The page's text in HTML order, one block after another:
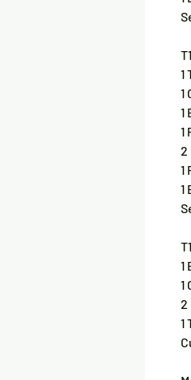
1
1
1
1
2
1
1
1
1
2
1